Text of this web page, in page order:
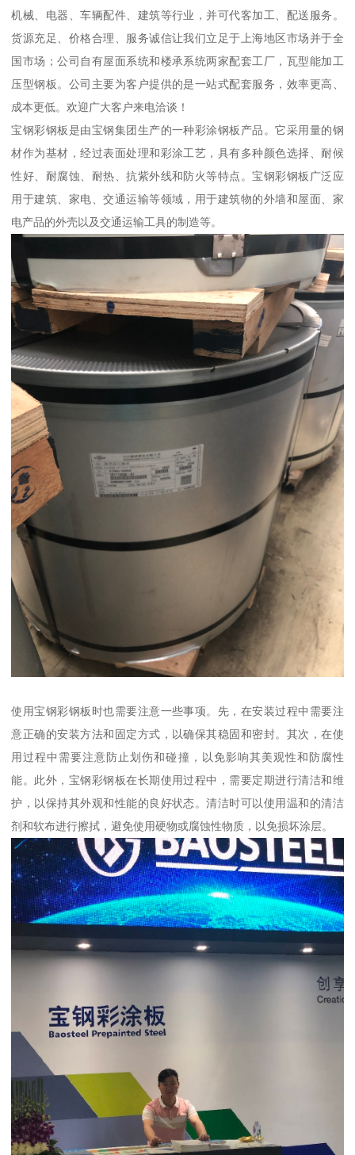
机械、电器、车辆配件、建筑等行业，并可代客加工、配送服务。
货源充足、价格合理、服务诚信让我们立足于上海地区市场并于全
国市场；公司自有屋面系统和楼承系统两家配套工厂，瓦型能加工
压型钢板。公司主要为客户提供的是一站式配套服务，效率更高、
成本更低。欢迎广大客户来电洽谈！
宝钢彩钢板是由宝钢集团生产的一种彩涂钢板产品。它采用量的钢
材作为基材，经过表面处理和彩涂工艺，具有多种颜色选择、耐候
性好、耐腐蚀、耐热、抗紫外线和防火等特点。宝钢彩钢板广泛应
用于建筑、家电、交通运输等领域，用于建筑物的外墙和屋面、家
电产品的外壳以及交通运输工具的制造等。
使用宝钢彩钢板时也需要注意一些事项。先，在安装过程中需要注
意正确的安装方法和固定方式，以确保其稳固和密封。其次，在使
用过程中需要注意防止划伤和碰撞，以免影响其美观性和防腐性
能。此外，宝钢彩钢板在长期使用过程中，需要定期进行清洁和维
护，以保持其外观和性能的良好状态。清洁时可以使用温和的清洁
剂和软布进行擦拭，避免使用硬物或腐蚀性物质，以免损坏涂层。